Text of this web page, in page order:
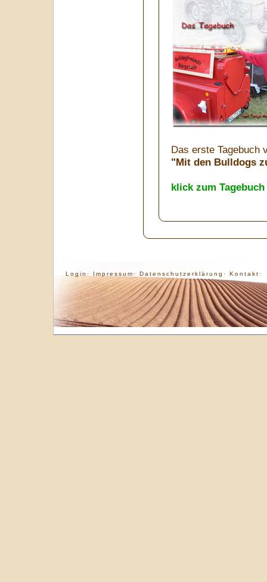
Das erste Tagebuch
"Mit den Bulldogs
klick zum Tagebuch
Login· Impressum· Datenschutzerklärung· Kontakt·